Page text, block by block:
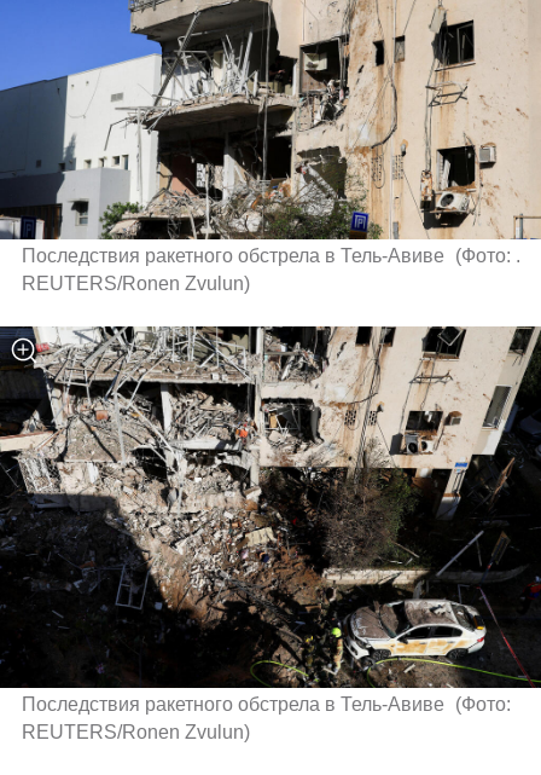
Последствия ракетного обстрела в Тель-Авиве (Фото: .
REUTERS/Ronen Zvulun)
Последствия ракетного обстрела в Тель-Авиве (Фото:
REUTERS/Ronen Zvulun)